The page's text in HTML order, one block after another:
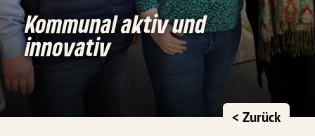
Kommunal aktiv und
innovativ
< Zurück